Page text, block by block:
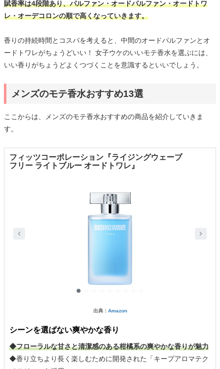
賦香率は4段階あり、パルファン・オードパルファン・オードトワ
レ・オーデコロンの順で高くなっていきます。
香りの持続時間とコスパを考えると、中間のオードパルファンとオ
ードトワレがちょうどいい！ 女子ウケのいいモテ香水を選ぶには、
いい香りがちょうどよくつづくことを意識するといいでしょう。
メンズのモテ香水おすすめ13選
ここからは、メンズのモテ香水おすすめの商品を紹介していきま
す。
フィッツコーポレーション『ライジングウェーブ
フリー ライトブルー オードトワレ』
出典： Amazon
シーンを選ばない爽やかな香り
◆フローラルな甘さと清潔感のある柑橘系の爽やかな香りが魅力
◆香り立ちより長く楽しむために開発された「キープアロマテク